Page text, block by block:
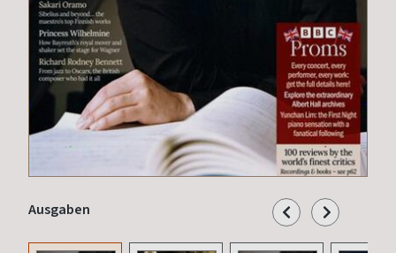
Ausgaben